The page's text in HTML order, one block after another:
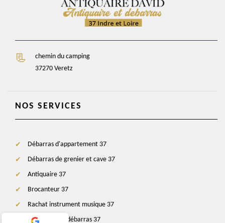
chemin du camping
37270 Veretz
NOS SERVICES
Débarras d'appartement 37
Débarras de grenier et cave 37
Antiquaire 37
Brocanteur 37
Rachat instrument musique 37
Entreprise de débarras 37